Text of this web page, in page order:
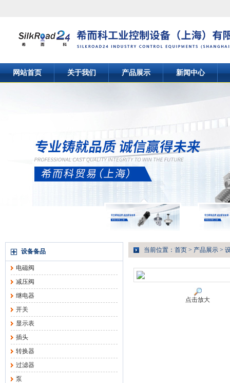
网站首页 关于我们 产品展示 新闻中心
设备备品
电磁阀
减压阀
继电器
开关
显示表
插头
转换器
过滤器
泵
当前位置： 首页 > 产品展示 >
点击放大